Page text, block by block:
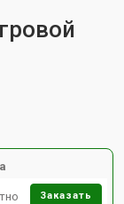
Заказать